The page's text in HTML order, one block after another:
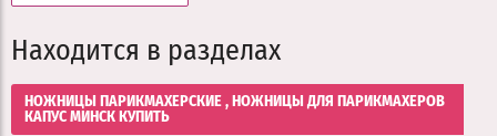
Находится в разделах
НОЖНИЦЫ ПАРИКМАХЕРСКИЕ , НОЖНИЦЫ ДЛЯ ПАРИКМАХЕРОВ
КАПУС МИНСК КУПИТЬ